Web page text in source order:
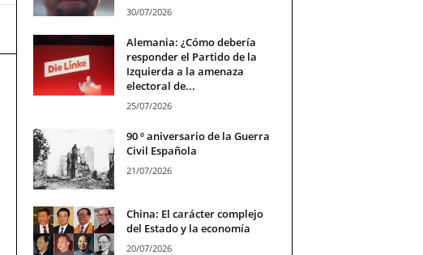
30/07/2026
Alemania: ¿Cómo debería
responder el Partido de la
Izquierda a la amenaza
electoral de...
25/07/2026
90 º aniversario de la Guerra
Civil Española
21/07/2026
China: El carácter complejo
del Estado y la economía
20/07/2026